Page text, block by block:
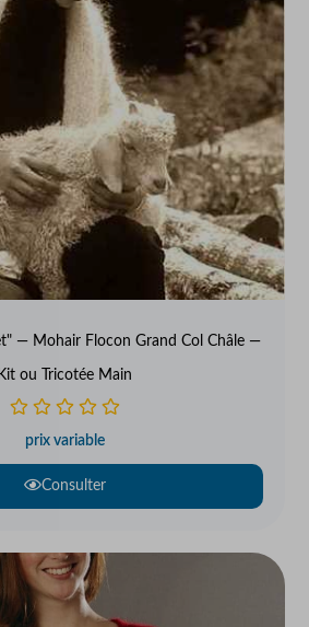
— Mohair Flocon Grand Col Châle —
Kit ou Tricotée Main
prix variable
Consulter